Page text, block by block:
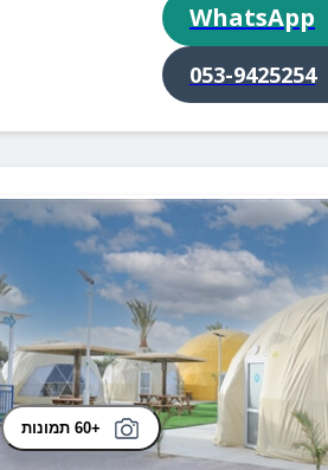
WhatsApp
053-9425254
+60 תמונות